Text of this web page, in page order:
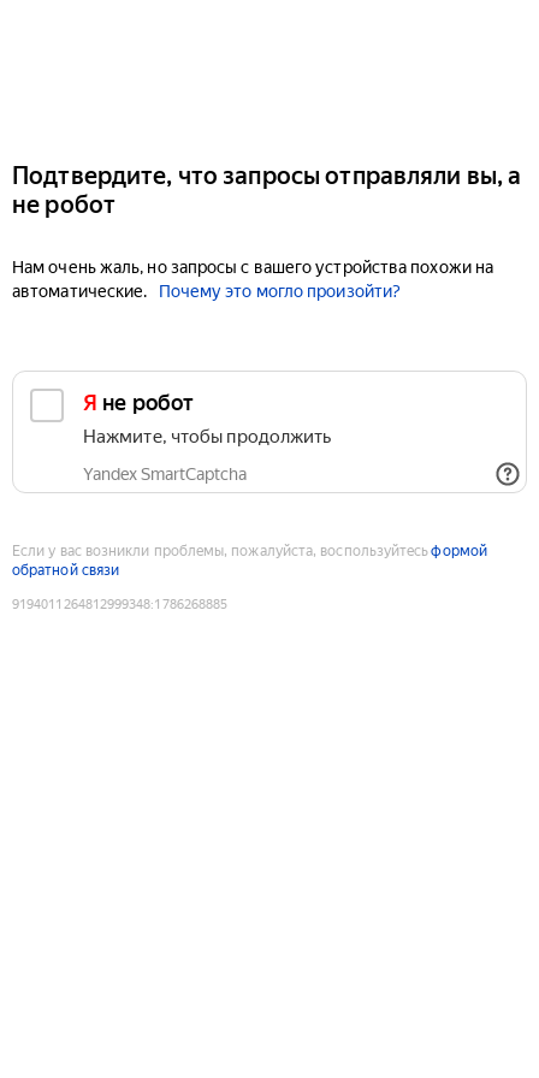
Подтвердите, что запросы отправляли вы, а
не робот
Нам очень жаль, но запросы с вашего устройства похожи на
автоматические.
Почему это могло произойти?
Я не робот
Нажмите, чтобы продолжить
Yandex SmartCaptcha
Если у вас возникли проблемы, пожалуйста, воспользуйтесьформой
обратной связи
9194011264812999348:1786268885